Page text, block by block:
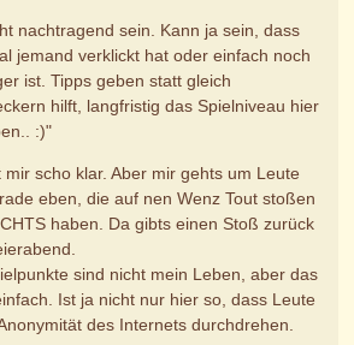
nachtragend sein. Kann ja sein, dass
jemand verklickt hat oder einfach noch
ist. Tipps geben statt gleich
hilft, langfristig das Spielniveau hier
:)"
mir scho klar. Aber mir gehts um Leute
eben, die auf nen Wenz Tout stoßen
haben. Da gibts einen Stoß zurück
sind nicht mein Leben, aber das
Ist ja nicht nur hier so, dass Leute
des Internets durchdrehen.